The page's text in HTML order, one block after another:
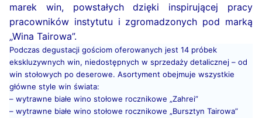
marek win, powstałych dzięki inspirującej pracy
pracowników instytutu i zgromadzonych pod marką
„Wina Tairowa”.
Podczas degustacji gościom oferowanych jest 14 próbek
ekskluzywnych win, niedostępnych w sprzedaży detalicznej – od
win stołowych po deserowe. Asortyment obejmuje wszystkie
główne style win świata:
– wytrawne białe wino stołowe rocznikowe „Zahrei”
– wytrawne białe wino stołowe rocznikowe „Bursztyn Tairowa”